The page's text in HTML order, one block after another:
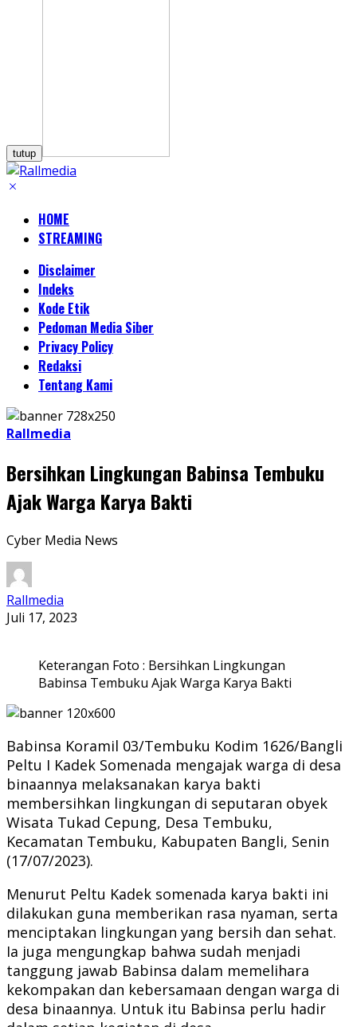
tutup
HOME
STREAMING
Disclaimer
Indeks
Kode Etik
Pedoman Media Siber
Privacy Policy
Redaksi
Tentang Kami
Rallmedia
Bersihkan Lingkungan Babinsa Tembuku
Ajak Warga Karya Bakti
Cyber Media News
Rallmedia
Juli 17, 2023
Keterangan Foto : Bersihkan Lingkungan
Babinsa Tembuku Ajak Warga Karya Bakti
Babinsa Koramil 03/Tembuku Kodim 1626/Bangli
Peltu I Kadek Somenada mengajak warga di desa
binaannya melaksanakan karya bakti
membersihkan lingkungan di seputaran obyek
Wisata Tukad Cepung, Desa Tembuku,
Kecamatan Tembuku, Kabupaten Bangli, Senin
(17/07/2023).
Menurut Peltu Kadek somenada karya bakti ini
dilakukan guna memberikan rasa nyaman, serta
menciptakan lingkungan yang bersih dan sehat.
Ia juga mengungkap bahwa sudah menjadi
tanggung jawab Babinsa dalam memelihara
kekompakan dan kebersamaan dengan warga di
desa binaannya. Untuk itu Babinsa perlu hadir